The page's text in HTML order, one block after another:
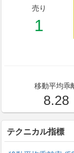
売り
1
移動平均乖
8.28
テクニカル指標